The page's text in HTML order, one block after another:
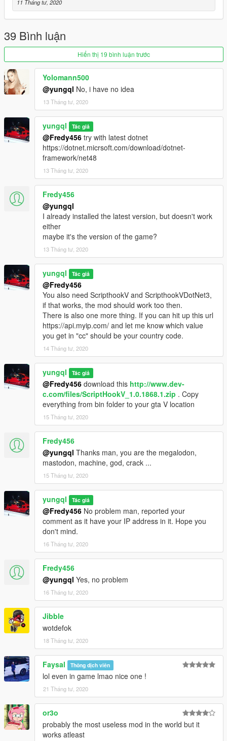
11 Tháng tư, 2020
39 Bình luận
Hiển thị 19 bình luận trước
Yolomann500
@yungql No, i have no idea
13 Tháng tư, 2020
yungql Tác giả
@Fredy456 try with latest dotnet
https://dotnet.micrsoft.com/download/dotnet-
framework/net48
13 Tháng tư, 2020
Fredy456
@yungql
I already installed the latest version, but doesn't work
either
maybe it's the version of the game?
13 Tháng tư, 2020
yungql Tác giả
@Fredy456
You also need ScripthookV and ScripthookVDotNet3,
if that works, the mod should work too then.
There is also one more thing. If you can hit up this url
https://api.myip.com/ and let me know which value
you get in "cc" should be your country code.
14 Tháng tư, 2020
yungql Tác giả
@Fredy456 download this http://www.dev-
c.com/files/ScriptHookV_1.0.1868.1.zip . Copy
everything from bin folder to your gta V location
15 Tháng tư, 2020
Fredy456
@yungql Thanks man, you are the megalodon,
mastodon, machine, god, crack ...
15 Tháng tư, 2020
yungql Tác giả
@Fredy456 No problem man, reported your
comment as it have your IP address in it. Hope you
don't mind.
16 Tháng tư, 2020
Fredy456
@yungql Yes, no problem
16 Tháng tư, 2020
Jibble
wotdefok
18 Tháng tư, 2020
Faysal Thông dịch viên
lol even in game lmao nice one !
21 Tháng tư, 2020
or3o
probably the most useless mod in the world but it
works atleast